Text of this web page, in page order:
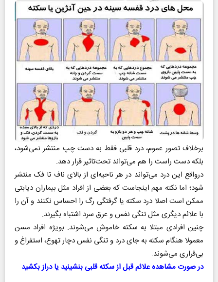
برخلاف تصور عموم، درد قلبی فقط به دست چپ منتشر نمی‌شود،
بلکه دست راست را هم می‌تواند تحت‌تاثیر قرار دهد.
درواقع این درد می‌تواند در هر ناحیه‌ای از بالای ناف تا فک منتشر
شود‌؛ اما نکته مهم اینجاست که بعضی از افراد مثل بیماران دیابتی
ممکن است اصلا درد سکته یا گرفتگی رگ را احساس نکنند و آن را
با علائم دیگری مثل تنگی نفس و عرق سرد اشتباه بگیرند.
چنین افرادی مبتلا به سکته خاموش می‌شوند. بویژه افراد مسن
معمولا هنگام سکته به جای درد و تنگی نفس دچار تهوع، استفراغ و
بی‌قراری می‌شوند.
در صورت مشاهده علائم قبل از سکته قلبی بنشینید یا دراز بکشید